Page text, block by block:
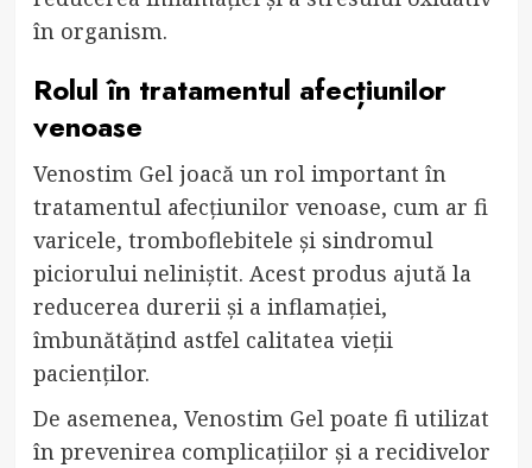
în organism.
Rolul în tratamentul afecțiunilor
venoase
Venostim Gel joacă un rol important în
tratamentul afecțiunilor venoase, cum ar fi
varicele, tromboflebitele și sindromul
piciorului neliniștit. Acest produs ajută la
reducerea durerii și a inflamației,
îmbunătățind astfel calitatea vieții
pacienților.
De asemenea, Venostim Gel poate fi utilizat
în prevenirea complicațiilor și a recidivelor